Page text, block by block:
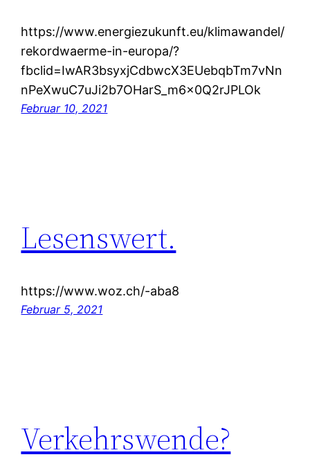
https://www.energiezukunft.eu/klimawandel/
rekordwaerme-in-europa/?
fbclid=IwAR3bsyxjCdbwcX3EUebqbTm7vNn
nPeXwuC7uJi2b7OHarS_m6x0Q2rJPLOk
Februar 10, 2021
Lesenswert.
https://www.woz.ch/-aba8
Februar 5, 2021
Verkehrswende?